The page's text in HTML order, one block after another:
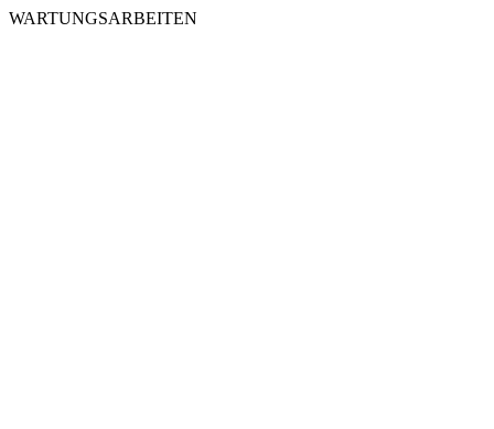
WARTUNGSARBEITEN